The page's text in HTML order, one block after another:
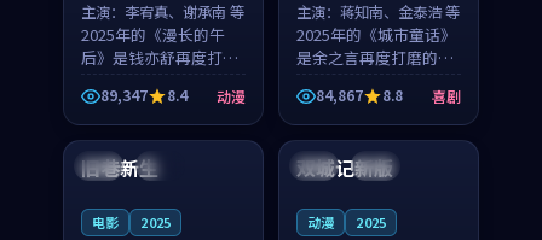
主演： 李宥真、谢承南 等
2025年的《漫长的午
后》是钱亦舒再度打磨
的动漫佳作。中国大陆
的取景与海岛日常的氛
围相互成就，李宥真与
谢承南的对手戏自然克
制，让整部影片在悬念
89,347 8.4 动漫
主演： 蒋知南、金泰浩 等
2025年的《城市童话》
是余之言再度打磨的喜
剧佳作。美国的取景与
历史战争的氛围相互成
就，蒋知南与金泰浩的
对手戏自然克制，让整
部影片在悬念与温度
84,867 8.8 喜剧
英国 完结
旧巷新生
电影 2025
中国 独播
双城记新版
动漫 2025